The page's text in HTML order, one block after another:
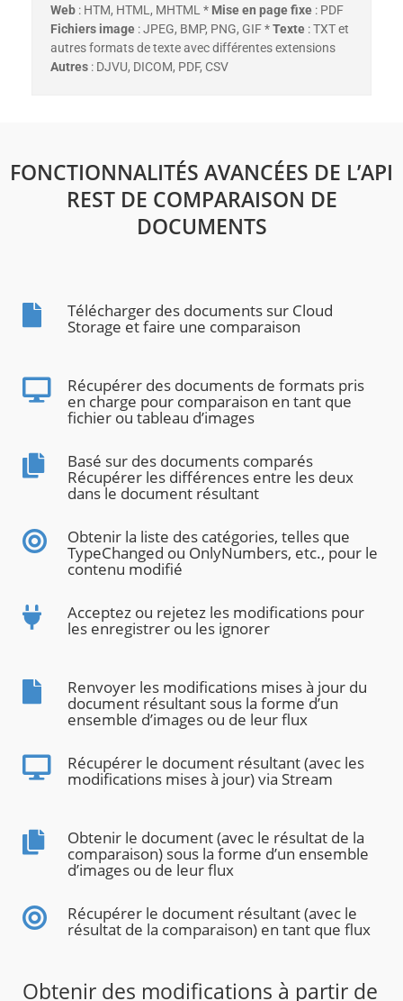
Web : HTM, HTML, MHTML * Mise en page fixe : PDF
Fichiers image : JPEG, BMP, PNG, GIF *Texte : TXT et
autres formats de texte avec différentes extensions
Autres : DJVU, DICOM, PDF, CSV
FONCTIONNALITÉS AVANCÉES DE L’API
REST DE COMPARAISON DE
DOCUMENTS
Télécharger des documents sur Cloud
Storage et faire une comparaison
Récupérer des documents de formats pris
en charge pour comparaison en tant que
fichier ou tableau d’images
Basé sur des documents comparés
Récupérer les différences entre les deux
dans le document résultant
Obtenir la liste des catégories, telles que
TypeChanged ou OnlyNumbers, etc., pour le
contenu modifié
Acceptez ou rejetez les modifications pour
les enregistrer ou les ignorer
Renvoyer les modifications mises à jour du
document résultant sous la forme d’un
ensemble d’images ou de leur flux
Récupérer le document résultant (avec les
modifications mises à jour) via Stream
Obtenir le document (avec le résultat de la
comparaison) sous la forme d’un ensemble
d’images ou de leur flux
Récupérer le document résultant (avec le
résultat de la comparaison) en tant que flux
Obtenir des modifications à partir de